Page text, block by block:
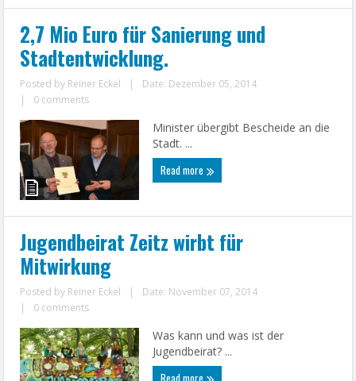
2,7 Mio Euro für Sanierung und
Stadtentwicklung.
Posted by Reiner Eckel |
Date: Dezember 05, 2014
|
0 comments
Minister übergibt Bescheide an die
Stadt. ...
Read more
Jugendbeirat Zeitz wirbt für
Mitwirkung
Posted by Reiner Eckel |
Date: November 07, 2014
|
0 comments
Was kann und was ist der
Jugendbeirat? ...
Read more